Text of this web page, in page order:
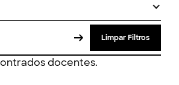
Limpar Filtros
docentes.